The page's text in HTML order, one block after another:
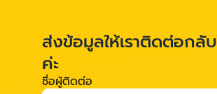
ส่งข้อมูลให้เราติดต่อกลั
ค่ะ
ชื่อผู้ติดต่อ